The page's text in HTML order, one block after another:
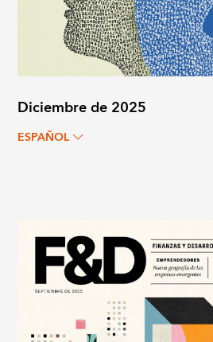
Diciembre de 2025
ESPAÑOL